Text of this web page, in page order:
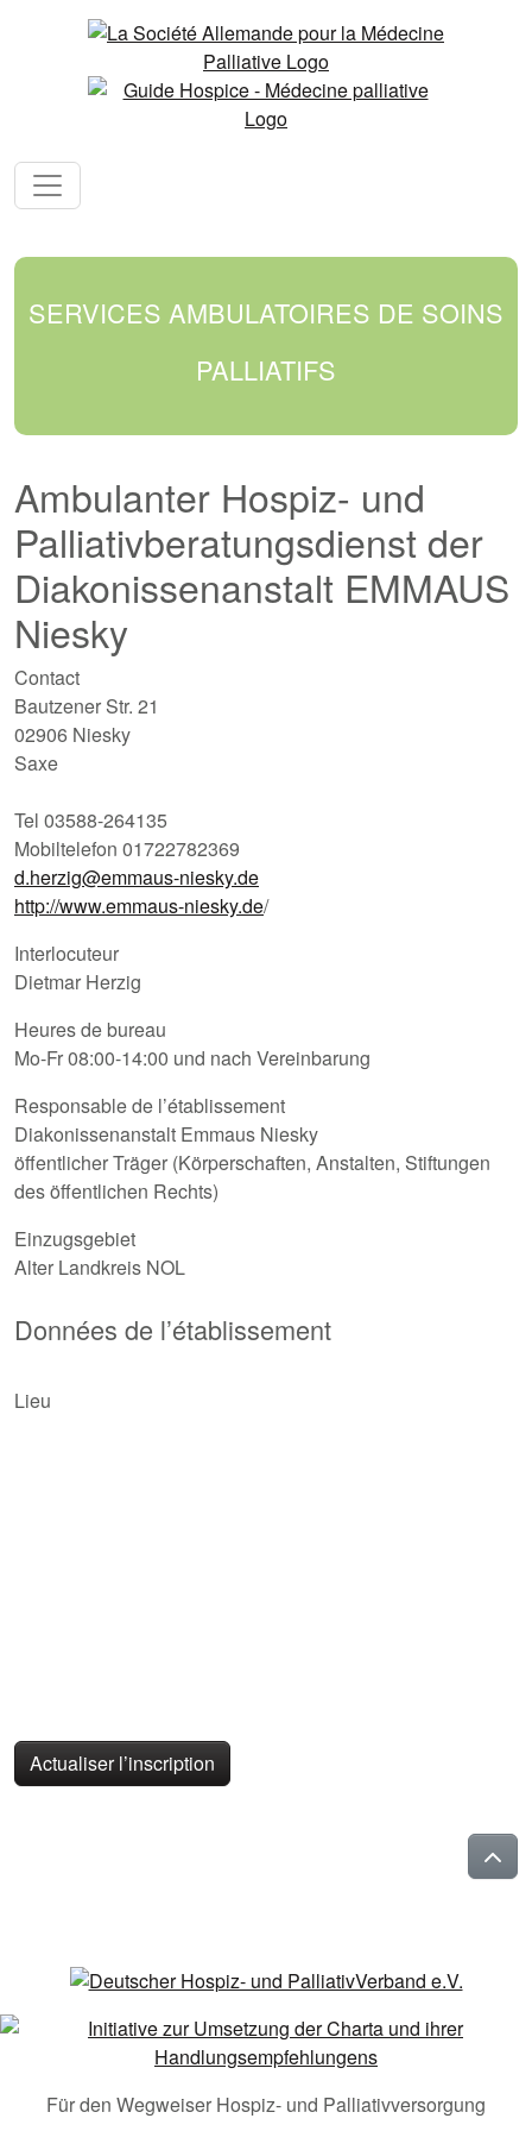
SERVICES AMBULATOIRES DE SOINS
PALLIATIFS
Ambulanter Hospiz- und
Palliativberatungsdienst der
Diakonissenanstalt EMMAUS
Niesky
Contact
Bautzener Str. 21
02906 Niesky
Saxe
Tel 03588-264135
Mobiltelefon 01722782369
d.herzig@emmaus-niesky.de
http://www.emmaus-niesky.de/
Interlocuteur
Dietmar Herzig
Heures de bureau
Mo-Fr 08:00-14:00 und nach Vereinbarung
Responsable de l’établissement
Diakonissenanstalt Emmaus Niesky
öffentlicher Träger (Körperschaften, Anstalten, Stiftungen
des öffentlichen Rechts)
Einzugsgebiet
Alter Landkreis NOL
Données de l’établissement
Lieu
Actualiser l’inscription
Für den Wegweiser Hospiz- und Palliativversorgung